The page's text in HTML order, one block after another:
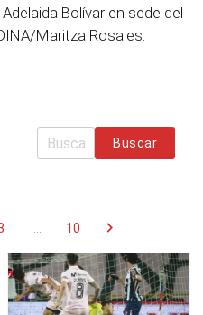
Bolívar en sede del
Maritza Rosales.
Buscar
... 10 chevron_right